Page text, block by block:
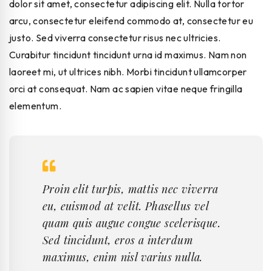
dolor sit amet, consectetur adipiscing elit. Nulla tortor
arcu, consectetur eleifend commodo at, consectetur eu
justo. Sed viverra consectetur risus nec ultricies.
Curabitur tincidunt tincidunt urna id maximus. Nam non
laoreet mi, ut ultrices nibh. Morbi tincidunt ullamcorper
orci at consequat. Nam ac sapien vitae neque fringilla
elementum.
Proin elit turpis, mattis nec viverra
eu, euismod at velit. Phasellus vel
quam quis augue congue scelerisque.
Sed tincidunt, eros a interdum
maximus, enim nisl varius nulla.